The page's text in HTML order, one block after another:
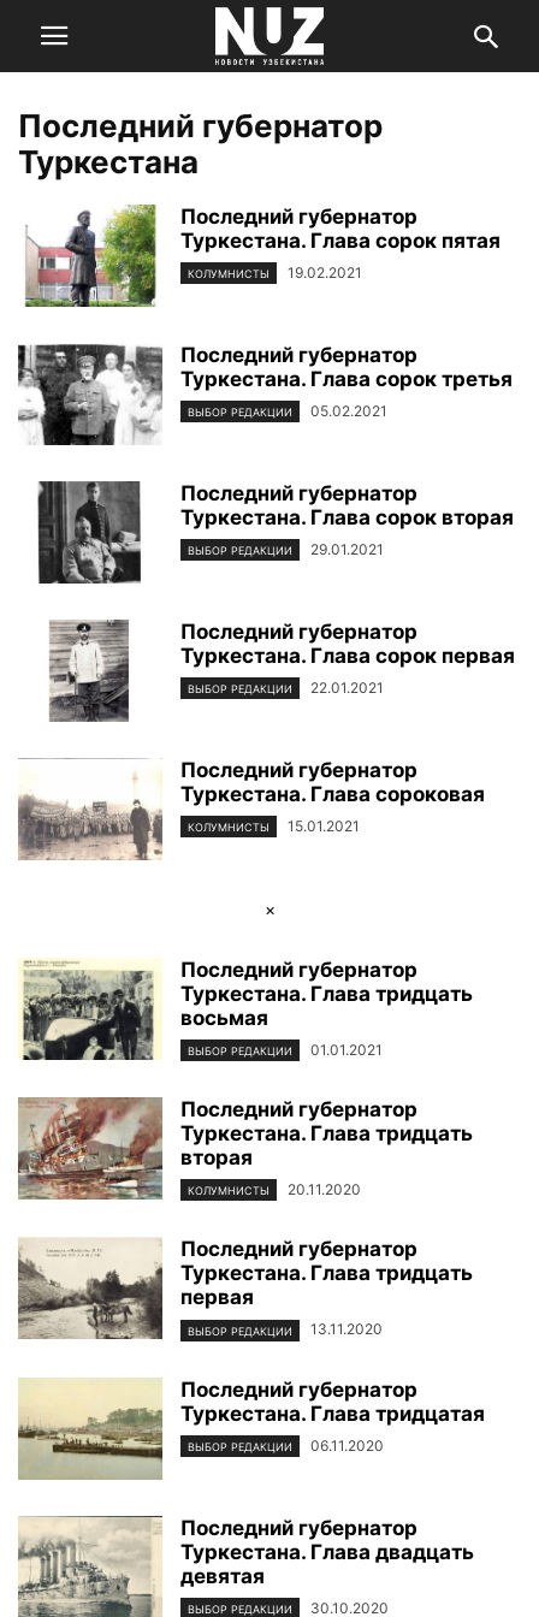
Последний губернатор
Туркестана
Последний губернатор
Туркестана. Глава сорок пятая
КОЛУМНИСТЫ 19.02.2021
Последний губернатор
Туркестана. Глава сорок третья
ВЫБОР РЕДАКЦИИ 05.02.2021
Последний губернатор
Туркестана. Глава сорок вторая
ВЫБОР РЕДАКЦИИ 29.01.2021
Последний губернатор
Туркестана. Глава сорок первая
ВЫБОР РЕДАКЦИИ 22.01.2021
Последний губернатор
Туркестана. Глава сороковая
КОЛУМНИСТЫ 15.01.2021
×
Последний губернатор
Туркестана. Глава тридцать
восьмая
ВЫБОР РЕДАКЦИИ 01.01.2021
Последний губернатор
Туркестана. Глава тридцать
вторая
КОЛУМНИСТЫ 20.11.2020
Последний губернатор
Туркестана. Глава тридцать
первая
ВЫБОР РЕДАКЦИИ 13.11.2020
Последний губернатор
Туркестана. Глава тридцатая
ВЫБОР РЕДАКЦИИ 06.11.2020
Последний губернатор
Туркестана. Глава двадцать
девятая
ВЫБОР РЕДАКЦИИ 30.10.2020